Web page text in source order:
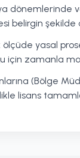
dönemlerinde
belirgin şekilde
ölçüde yasal
için zamanla
(Bölge
lisans